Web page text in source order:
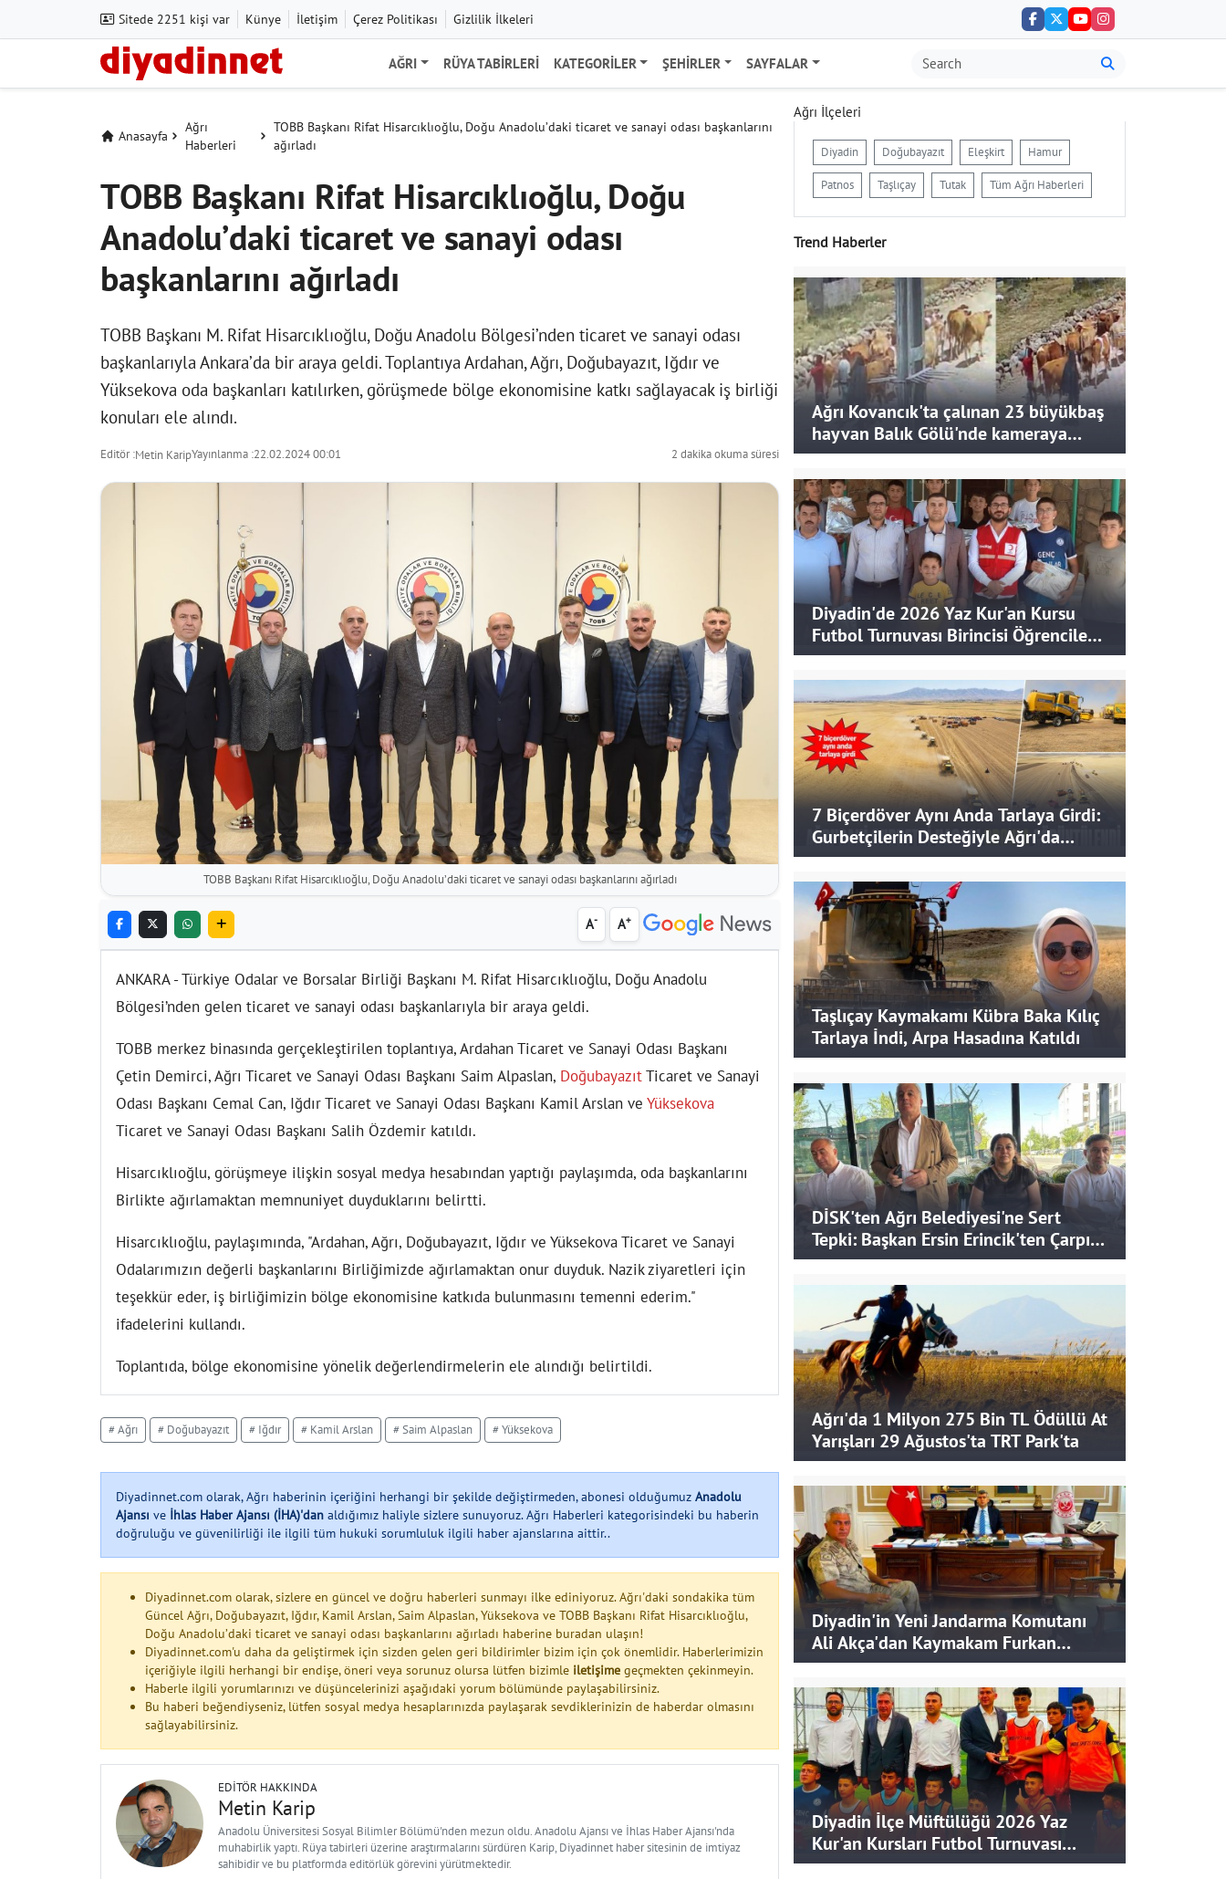
Sitede 2251 kişi var Künye İletişim Çerez Politikası Gizlilik İlkeleri
AĞRI RÜYA TABIRLERI KATEGORILER ŞEHIRLER SAYFALAR
Anasayfa
Ağrı
Haberleri
TOBB Başkanı Rifat Hisarcıklıoğlu, Doğu Anadolu’daki ticaret ve sanayi odası başkanlarını
ağırladı
TOBB Başkanı Rifat Hisarcıklıoğlu, Doğu
Anadolu’daki ticaret ve sanayi odası
başkanlarını ağırladı
TOBB Başkanı M. Rifat Hisarcıklıoğlu, Doğu Anadolu Bölgesi’nden ticaret ve sanayi odası
başkanlarıyla Ankara’da bir araya geldi. Toplantıya Ardahan, Ağrı, Doğubayazıt, Iğdır ve
Yüksekova oda başkanları katılırken, görüşmede bölge ekonomisine katkı sağlayacak iş birliği
konuları ele alındı.
Editör :Metin KaripYayınlanma :22.02.2024 00:01 2 dakika okuma süresi
TOBB Başkanı Rifat Hisarcıklıoğlu, Doğu Anadolu’daki ticaret ve sanayi odası başkanlarını ağırladı
A- A+
ANKARA - Türkiye Odalar ve Borsalar Birliği Başkanı M. Rifat Hisarcıklıoğlu, Doğu Anadolu
Bölgesi’nden gelen ticaret ve sanayi odası başkanlarıyla bir araya geldi.
TOBB merkez binasında gerçekleştirilen toplantıya, Ardahan Ticaret ve Sanayi Odası Başkanı
Çetin Demirci, Ağrı Ticaret ve Sanayi Odası Başkanı Saim Alpaslan, DoğubayazıtTicaret ve Sanayi
Odası Başkanı Cemal Can, Iğdır Ticaret ve Sanayi Odası Başkanı Kamil Arslan ve Yüksekova
Ticaret ve Sanayi Odası Başkanı Salih Özdemir katıldı.
Hisarcıklıoğlu, görüşmeye ilişkin sosyal medya hesabından yaptığı paylaşımda, oda başkanlarını
Birlikte ağırlamaktan memnuniyet duyduklarını belirtti.
Hisarcıklıoğlu, paylaşımında, "Ardahan, Ağrı, Doğubayazıt, Iğdır ve Yüksekova Ticaret ve Sanayi
Odalarımızın değerli başkanlarını Birliğimizde ağırlamaktan onur duyduk. Nazik ziyaretleri için
teşekkür eder, iş birliğimizin bölge ekonomisine katkıda bulunmasını temenni ederim."
ifadelerini kullandı.
Toplantıda, bölge ekonomisine yönelik değerlendirmelerin ele alındığı belirtildi.
# Ağrı # Doğubayazıt # Iğdır # Kamil Arslan # Saim Alpaslan # Yüksekova
Diyadinnet.com olarak, Ağrı haberinin içeriğini herhangi bir şekilde değiştirmeden, abonesi olduğumuz Anadolu
Ajansı ve İhlas Haber Ajansı (İHA)'dan aldığımız haliyle sizlere sunuyoruz. Ağrı Haberleri kategorisindeki bu haberin
doğruluğu ve güvenilirliği ile ilgili tüm hukuki sorumluluk ilgili haber ajanslarına aittir..
Diyadinnet.com olarak, sizlere en güncel ve doğru haberleri sunmayı ilke ediniyoruz. Ağrı'daki sondakika tüm
Güncel Ağrı, Doğubayazıt, Iğdır, Kamil Arslan, Saim Alpaslan, Yüksekova ve TOBB Başkanı Rifat Hisarcıklıoğlu,
Doğu Anadolu’daki ticaret ve sanayi odası başkanlarını ağırladı haberine buradan ulaşın!
Diyadinnet.com'u daha da geliştirmek için sizden gelen geri bildirimler bizim için çok önemlidir. Haberlerimizin
içeriğiyle ilgili herhangi bir endişe, öneri veya sorunuz olursa lütfen bizimle iletişime geçmekten çekinmeyin.
Haberle ilgili yorumlarınızı ve düşüncelerinizi aşağıdaki yorum bölümünde paylaşabilirsiniz.
Bu haberi beğendiyseniz, lütfen sosyal medya hesaplarınızda paylaşarak sevdiklerinizin de haberdar olmasını
sağlayabilirsiniz.
EDITÖR HAKKINDA
Metin Karip
Anadolu Üniversitesi Sosyal Bilimler Bölümü'nden mezun oldu. Anadolu Ajansı ve İhlas Haber Ajansı'nda
muhabirlik yaptı. Rüya tabirleri üzerine araştırmalarını sürdüren Karip, Diyadinnet haber sitesinin de imtiyaz
sahibidir ve bu platformda editörlük görevini yürütmektedir.
Ağrı İlçeleri
Diyadin Doğubayazıt Eleşkirt Hamur
Patnos Taşlıçay Tutak Tüm Ağrı Haberleri
Trend Haberler
Ağrı Kovancık'ta çalınan 23 büyükbaş
hayvan Balık Gölü'nde kameraya
takıldı
Diyadin'de 2026 Yaz Kur'an Kursu
Futbol Turnuvası Birincisi Öğrencilere
Hediye
7 Biçerdöver Aynı Anda Tarlaya Girdi:
Gurbetçilerin Desteğiyle Ağrı'da
Bereketli Hasat
Taşlıçay Kaymakamı Kübra Baka Kılıç
Tarlaya İndi, Arpa Hasadına Katıldı
DİSK'ten Ağrı Belediyesi'ne Sert
Tepki: Başkan Ersin Erincik'ten Çarpıcı
İddialar
Ağrı'da 1 Milyon 275 Bin TL Ödüllü At
Yarışları 29 Ağustos'ta TRT Park'ta
Diyadin'in Yeni Jandarma Komutanı
Ali Akça'dan Kaymakam Furkan
Korkusuz'a Ziyaret
Diyadin İlçe Müftülüğü 2026 Yaz
Kur'an Kursları Futbol Turnuvası
Tamamlandı